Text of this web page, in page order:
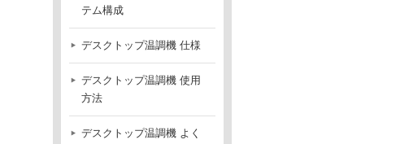
テム構成
デスクトップ温調機 仕様
デスクトップ温調機 使用
方法
デスクトップ温調機 よく